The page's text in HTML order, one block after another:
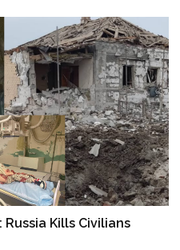
Russia Kills Civilians